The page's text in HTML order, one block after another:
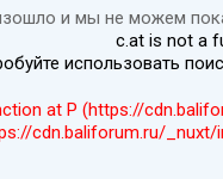
и мы не можем
c.at is not a
использовать
at P (https://
cdn.baliforum.ru/_nuxt/